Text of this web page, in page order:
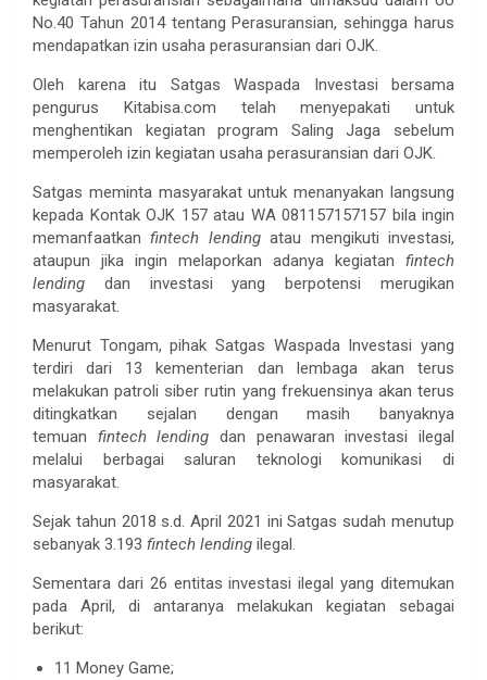
No.40 Tahun 2014 tentang Perasuransian, sehingga harus
mendapatkan izin usaha perasuransian dari OJK.
Oleh karena itu Satgas Waspada Investasi bersama
pengurus Kitabisa.com telah menyepakati untuk
menghentikan kegiatan program Saling Jaga sebelum
memperoleh izin kegiatan usaha perasuransian dari OJK.
Satgas meminta masyarakat untuk menanyakan langsung
kepada Kontak OJK 157 atau WA 081157157157 bila ingin
memanfaatkanfintech lendingatau mengikuti investasi,
ataupun jika ingin melaporkan adanya kegiatan fintech
lending dan investasi yang berpotensi merugikan
masyarakat.
Menurut Tongam, pihak Satgas Waspada Investasi yang
terdiri dari 13 kementerian dan lembaga akan terus
melakukan patroli siber rutin yang frekuensinya akan terus
ditingkatkan sejalan dengan masih banyaknya
temuan fintech lendingdan penawaran investasi ilegal
melalui berbagai saluran teknologi komunikasi di
masyarakat.
Sejak tahun 2018 s.d. April 2021 ini Satgas sudah menutup
sebanyak 3.193 fintech lending ilegal.
Sementara dari 26 entitas investasi ilegal yang ditemukan
pada April, di antaranya melakukan kegiatan sebagai
berikut:
11 Money Game;